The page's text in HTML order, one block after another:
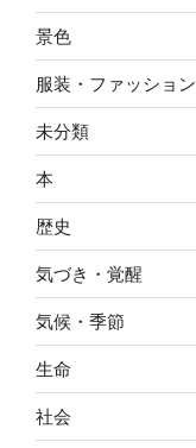
景色
服装・ファッション
未分類
本
歴史
気づき・覚醒
気候・季節
生命
社会